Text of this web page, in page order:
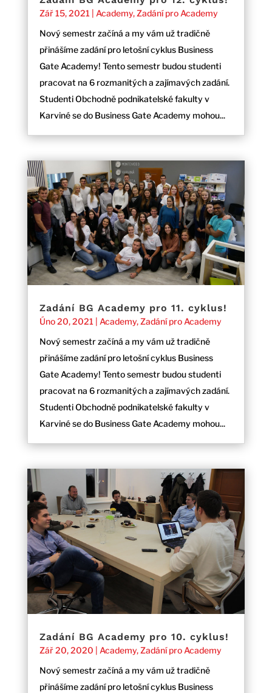
Zář 15, 2021 | Academy,Zadání pro Academy
Nový semestr začíná a my vám už tradičně
přinášíme zadání pro letošní cyklus Business
Gate Academy! Tento semestr budou studenti
pracovat na 6 rozmanitých a zajímavých zadání.
Studenti Obchodně podnikatelské fakulty v
Karviné se do Business Gate Academy mohou...
Zadání BG Academy pro 11. cyklus!
Úno 20, 2021 | Academy,Zadání pro Academy
Nový semestr začíná a my vám už tradičně
přinášíme zadání pro letošní cyklus Business
Gate Academy! Tento semestr budou studenti
pracovat na 6 rozmanitých a zajímavých zadání.
Studenti Obchodně podnikatelské fakulty v
Karviné se do Business Gate Academy mohou...
Zadání BG Academy pro 10. cyklus!
Zář 20, 2020 | Academy,Zadání pro Academy
Nový semestr začíná a my vám už tradičně
přinášíme zadání pro letošní cyklus Business